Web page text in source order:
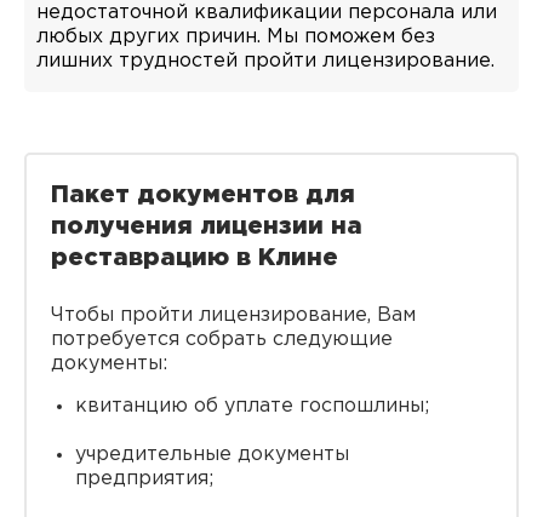
недостаточной квалификации персонала или
любых других причин. Мы поможем без
лишних трудностей пройти лицензирование.
Пакет документов для
получения лицензии на
реставрацию в Клине
Чтобы пройти лицензирование, Вам
потребуется собрать следующие
документы:
квитанцию об уплате госпошлины;
учредительные документы
предприятия;